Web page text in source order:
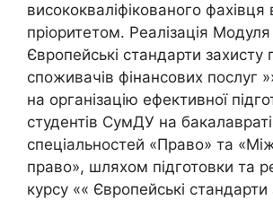
висококваліфікованого фахівця
пріоритетом. Реалізація Модуля
Європейські стандарти захисту
споживачів фінансових послуг
на організацію ефективної
студентів СумДУ на бакалавраті
спеціальностей «Право» та
право», шляхом підготовки та
курсу «« Європейські